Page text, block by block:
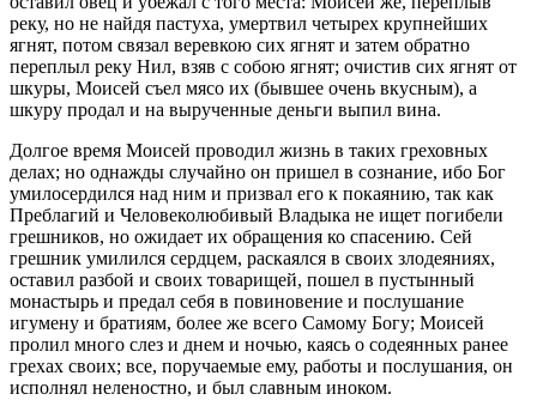
реку, но не найдя пастуха, умертвил четырех крупнейших
ягнят, потом связал веревкою сих ягнят и затем обратно
переплыл реку Нил, взяв с собою ягнят; очистив сих ягнят от
шкуры, Моисей съел мясо их (бывшее очень вкусным), а
шкуру продал и на вырученные деньги выпил вина.
Долгое время Моисей проводил жизнь в таких греховных
делах; но однажды случайно он пришел в сознание, ибо Бог
умилосердился над ним и призвал его к покаянию, так как
Преблагий и Человеколюбивый Владыка не ищет погибели
грешников, но ожидает их обращения ко спасению. Сей
грешник умилился сердцем, раскаялся в своих злодеяниях,
оставил разбой и своих товарищей, пошел в пустынный
монастырь и предал себя в повиновение и послушание
игумену и братиям, более же всего Самому Богу; Моисей
пролил много слез и днем и ночью, каясь о содеянных ранее
грехах своих; все, поручаемые ему, работы и послушания, он
исполнял неленостно, и был славным иноком.